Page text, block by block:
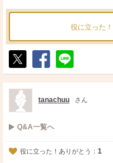
役に立った！
ポ
ス
ト
シ
ェ
送
る
tanachuu さん
Q&A一覧へ
役に立った！ありがとう： 1